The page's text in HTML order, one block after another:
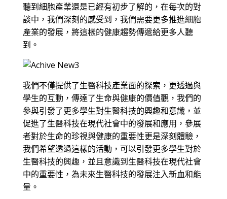
聽到細胞產業還是已經有初步了解的，在每次的對
談中，我們深刻的感受到，我們需要更多推進細胞
產業的發展，將這樣的健康趨勢傳遞給更多人聽
到。
我們不僅提供了生醫科技產業面的探索，更透過與
學生的互動，傳達了生命與健康的價值觀，我們的
參與引發了更多學生對生醫科技的興趣和意識，並
促進了生醫科技在現代社會中的發展和應用，參展
者對於生命的珍視與健康的重要性更是深刻體驗，
我們希望透過這樣的活動，可以引發更多學生對於
生醫科技的興趣，並且意識到生醫科技在現代社會
中的重要性，為未來生醫科技的發展注入新血和能
量。